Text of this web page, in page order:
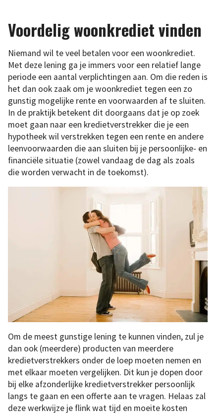
Voordelig woonkrediet vinden
Niemand wil te veel betalen voor een woonkrediet.
Met deze lening ga je immers voor een relatief lange
periode een aantal verplichtingen aan. Om die reden is
het dan ook zaak om je woonkrediet tegen een zo
gunstig mogelijke rente en voorwaarden af te sluiten.
In de praktijk betekent dit doorgaans dat je op zoek
moet gaan naar een kredietverstrekker die je een
hypotheek wil verstrekken tegen een rente en andere
leenvoorwaarden die aan sluiten bij je persoonlijke- en
financiële situatie (zowel vandaag de dag als zoals
die worden verwacht in de toekomst).
Om de meest gunstige lening te kunnen vinden, zul je
dan ook (meerdere) producten van meerdere
kredietverstrekkers onder de loep moeten nemen en
met elkaar moeten vergelijken. Dit kun je dopen door
bij elke afzonderlijke kredietverstrekker persoonlijk
langs te gaan en een offerte aan te vragen. Helaas zal
deze werkwijze je flink wat tijd en moeite kosten